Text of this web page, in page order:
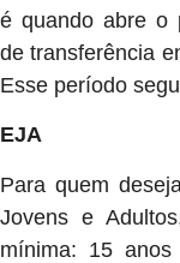
é quando abre o
de transferência
Esse período
EJA
Para quem
Jovens e
mínima: 15